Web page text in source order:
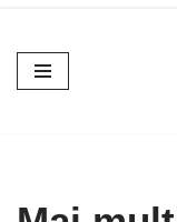
Sari
la